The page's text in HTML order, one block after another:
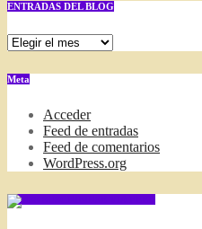
ENTRADAS DEL BLOG
ENTRADAS
BLOG
Meta
Acceder
Feed de entradas
Feed de comentarios
WordPress.org